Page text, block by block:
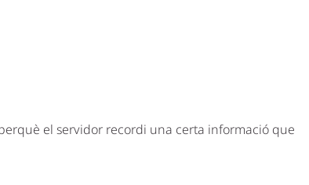
el servidor recordi una certa informació que